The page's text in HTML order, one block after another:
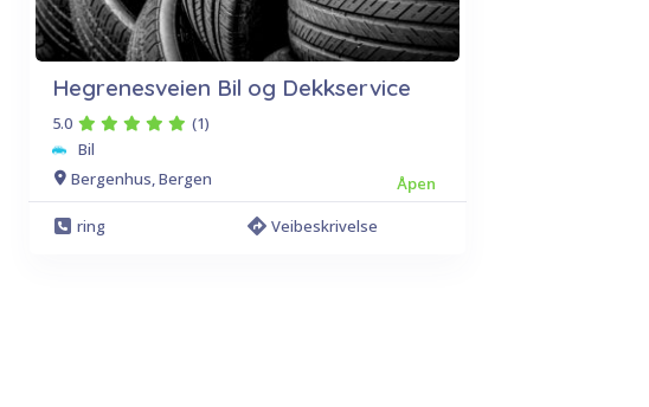
Hegrenesveien Bil og Dekkservice
5.0
(1)
Bil
Bergenhus, Bergen
Åpen
ring
Veibeskrivelse